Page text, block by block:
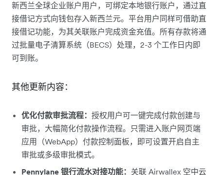
新西兰全球企业账户用户，可绑定本地银行账户，通过直
接借记方式向钱包存入新西兰元。平台用户同样可借助直
接借记功能，为其关联账户完成资金充值。所有存款将通
过批量电子清算系统（BECS）处理，2-3 个工作日内即
可到账。
其他更新内容：
优化付款审批流程： 授权用户可一键完成付款创建与
审批，大幅简化付款操作流程。只需进入账户网页端
应用（WebApp）付款控制面板，即可设置开启自主
审批或多级审批模式。
Pennylane 银行流水对接功能： 关联 Airwallex 空中云